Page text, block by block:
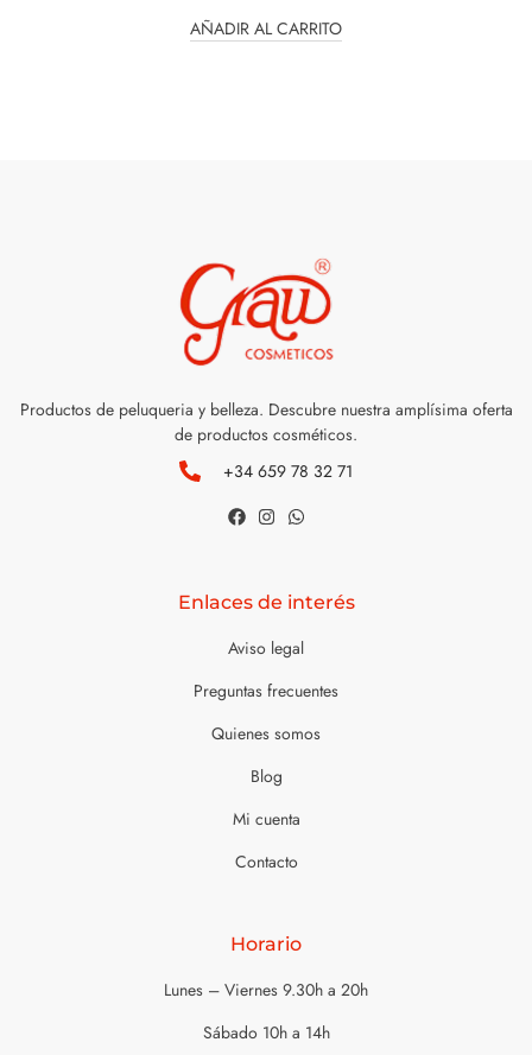
AÑADIR AL CARRITO
Productos de peluqueria y belleza. Descubre nuestra amplísima oferta
de productos cosméticos.
+34 659 78 32 71
Enlaces de interés
Aviso legal
Preguntas frecuentes
Quienes somos
Blog
Mi cuenta
Contacto
Horario
Lunes – Viernes 9.30h a 20h
Sábado 10h a 14h